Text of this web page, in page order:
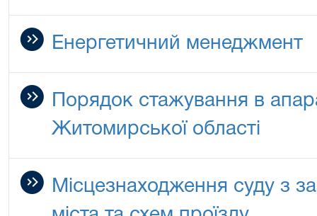
Енергетичний менеджмент
Порядок стажування в
Житомирської області
Місцезнаходження суду з